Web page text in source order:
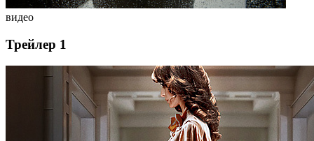
видео
Трейлер 1